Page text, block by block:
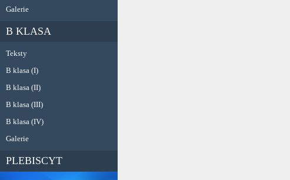
Galerie
B KLASA
Teksty
B klasa (I)
B klasa (II)
B klasa (III)
B klasa (IV)
Galerie
PLEBISCYT